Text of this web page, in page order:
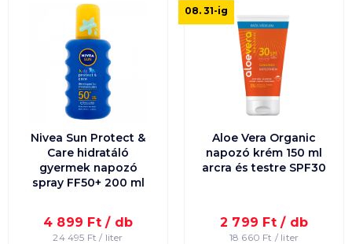
Nivea Sun Protect &
Care hidratáló
gyermek napozó
spray FF50+ 200 ml
4 899 Ft / db
24 495 Ft / liter
Aloe Vera Organic
napozó krém 150 ml
arcra és testre SPF30
2 799 Ft / db
18 660 Ft / liter
08. 31-ig